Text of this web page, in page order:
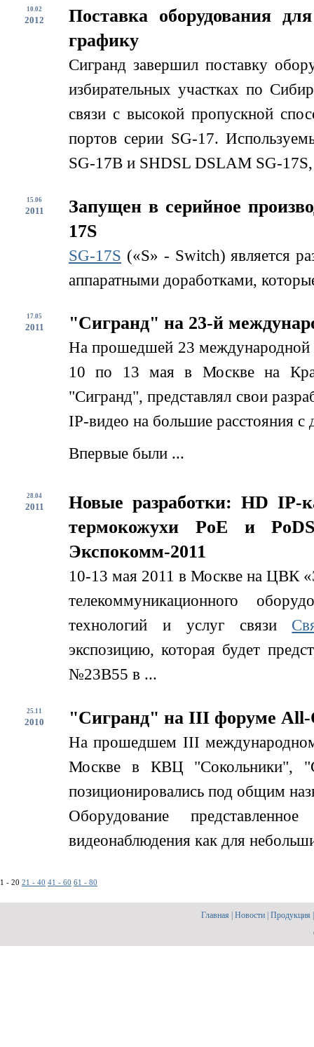
10.02
2012
Поставка оборудования
графику
Сигранд завершил поставку
избирательных участках по
связи с высокой пропускной
портов серии SG-17.
SG-17B и SHDSL DSLAM SG-
15.06
2011
Запущен в серийное
17S
SG-17S («S» - Switch) является
аппаратными доработками,
17.05
2011 "Сигранд" на 23-й
На прошедшей 23 международной
10 по 13 мая в Москве на
"Сигранд", представлял свои
IP-видео на большие расстояния
Впервые были ...
28.04
2011
Новые разработки: HD IP-
термокожухи PoE и
Экспокомм-2011
10-13 мая 2011 в Москве на ЦВК
телекоммуникационного
технологий и услуг связи
экспозицию, которая будет
№23B55 в ...
25.11
2010 "Сигранд" на III форуме All-
На прошедшем III
Москве в КВЦ "Сокольники",
позиционировались под общим
Оборудование
видеонаблюдения как для
1 - 20 21 - 40 41 - 60 61 - 80
Главная Новости Продукция